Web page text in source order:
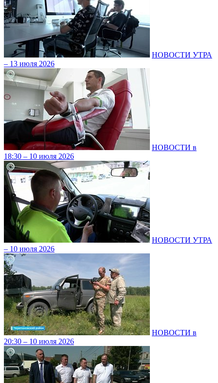
НОВОСТИ УТРА
– 13 июля 2026
НОВОСТИ в
18:30 – 10 июля 2026
НОВОСТИ УТРА
– 10 июля 2026
НОВОСТИ в
20:30 – 10 июля 2026